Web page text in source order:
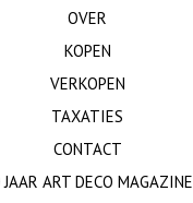
OVER
KOPEN
VERKOPEN
TAXATIES
CONTACT
ART DECO MAGAZINE